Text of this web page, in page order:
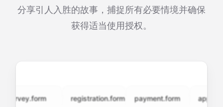
分享引人入胜的故事，捕捉所有必要情境并确保
获得适当使用授权。
registration.form payment.form